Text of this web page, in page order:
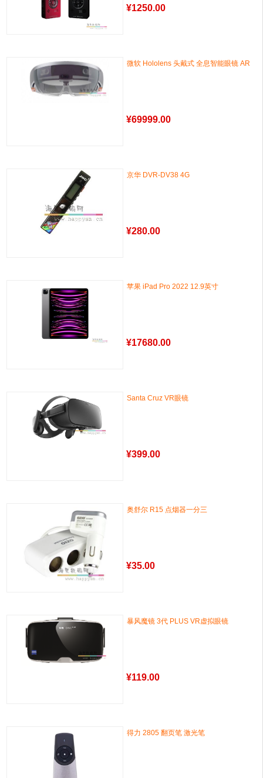
¥1250.00
微软 Hololens 头戴式 全息智能眼镜 AR
¥69999.00
京华 DVR-DV38 4G
¥280.00
苹果 iPad Pro 2022 12.9英寸
¥17680.00
Santa Cruz VR眼镜
¥399.00
奥舒尔 R15 点烟器一分三
¥35.00
暴风魔镜 3代 PLUS VR虚拟眼镜
¥119.00
得力 2805 翻页笔 激光笔